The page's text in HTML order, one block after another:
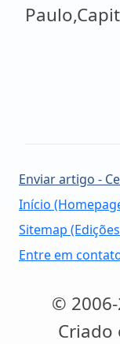
Enviar artigo -
Início
Sitemap
Entre em
©